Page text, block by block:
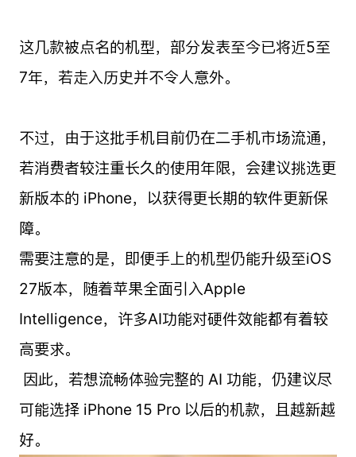
这几款被点名的机型，部分发表至今已将近5至
7年，若走入历史并不令人意外。
不过，由于这批手机目前仍在二手机市场流通，
若消费者较注重长久的使用年限，会建议挑选更
新版本的 iPhone，以获得更长期的软件更新保
障。
需要注意的是，即便手上的机型仍能升级至iOS
27版本，随着苹果全面引入Apple
Intelligence，许多AI功能对硬件效能都有着较
高要求。
因此，若想流畅体验完整的 AI 功能，仍建议尽
可能选择 iPhone 15 Pro 以后的机款，且越新越
好。